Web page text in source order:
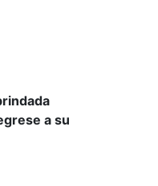
notablemente.
durante la
con síndrome de
natural de crecimiento
a su